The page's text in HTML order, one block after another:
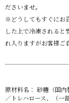
ださいませ。
※どうしてもすぐにお
した上で冷凍されると
れ入りますがお客様ご
原材料名： 砂糖（国
／トレハロース、（一